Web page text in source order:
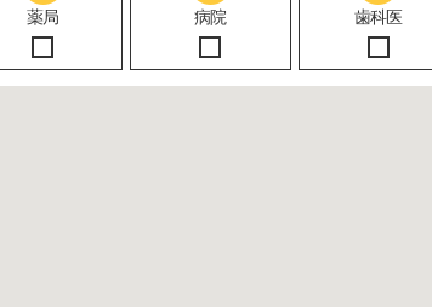
薬局 病院 歯科医